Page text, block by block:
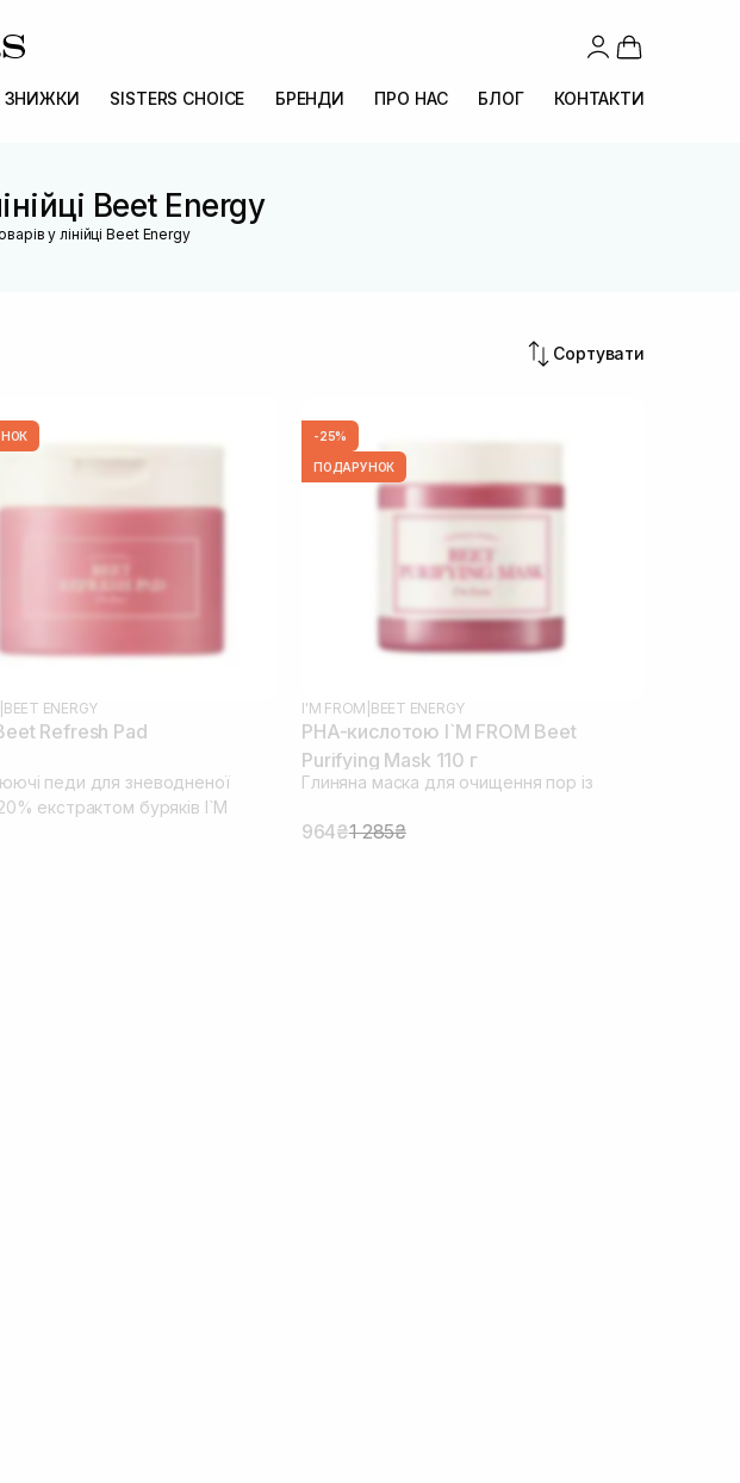
ЗНИЖКИ SISTERS CHOICE БРЕНДИ ПРО НАС БЛОГ КОНТАКТИ
Beet Energy
у лінійці Beet Energy
Сортувати
BEET ENERGY
Refresh Pad
педи для зневодненої
екстрактом буряків I`M
-25%
ПОДАРУНОК
I'M FROM BEET ENERGY
PHA-кислотою I`M FROM Beet
Purifying Mask 110 г
Глиняна маска для очищення пор із
964₴1 285₴